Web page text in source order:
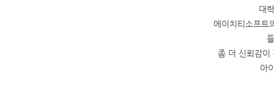
대
에이치티소프트
좀 더 신뢰감이
아